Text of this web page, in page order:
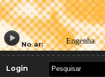
No ar:
Login